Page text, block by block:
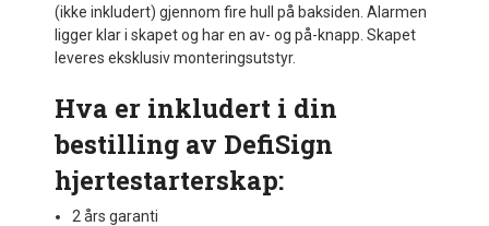
(ikke inkludert) gjennom fire hull på baksiden. Alarmen
ligger klar i skapet og har en av- og på-knapp. Skapet
leveres eksklusiv monteringsutstyr.
Hva er inkludert i din
bestilling av DefiSign
hjertestarterskap:
2 års garanti